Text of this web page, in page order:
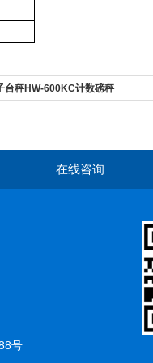
台秤HW-600KC计数磅秤
在线咨询
号